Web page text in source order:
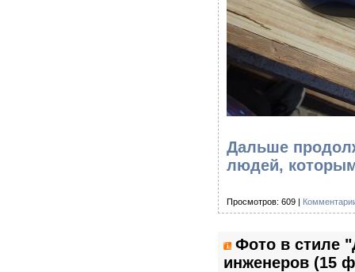
Дальше
людей,
Просмотров: 609 |
Фото в стиле
инженеров (15